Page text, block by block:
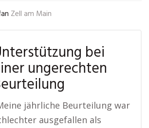
Zell am Main
bei
ungerechten
jährliche Beurteilung war
ausgefallen als